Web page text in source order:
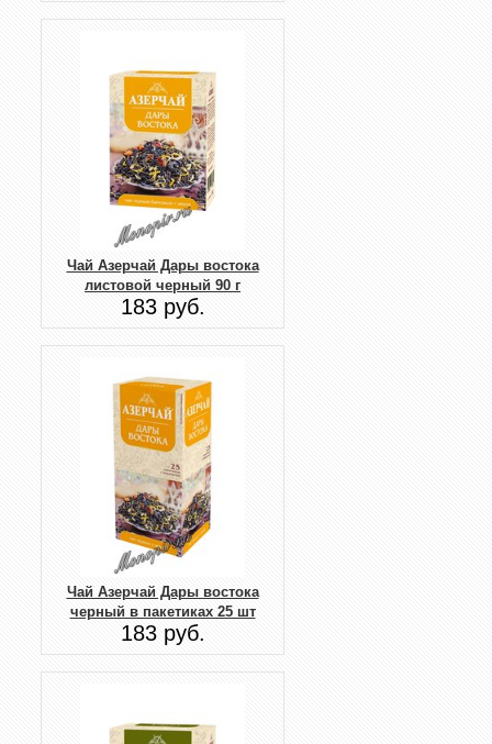
Чай Азерчай Дары востока
листовой черный 90 г
183 руб.
Чай Азерчай Дары востока
черный в пакетиках 25 шт
183 руб.